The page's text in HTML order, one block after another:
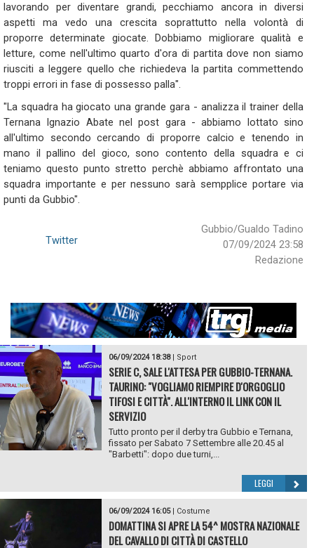
lavorando per diventare grandi, pecchiamo ancora in diversi
aspetti ma vedo una crescita soprattutto nella volontà di
proporre determinate giocate. Dobbiamo migliorare qualità e
letture, come nell'ultimo quarto d'ora di partita dove non siamo
riusciti a leggere quello che richiedeva la partita commettendo
troppi errori in fase di possesso palla".
"La squadra ha giocato una grande gara - analizza il trainer della
Ternana Ignazio Abate nel post gara - abbiamo lottato sino
all'ultimo secondo cercando di proporre calcio e tenendo in
mano il pallino del gioco, sono contento della squadra e ci
teniamo questo punto stretto perchè abbiamo affrontato una
squadra importante e per nessuno sarà sempplice portare via
punti da Gubbio".
Gubbio/Gualdo Tadino
07/09/2024 23:58
Redazione
Twitter
06/09/2024 18:38| Sport
SERIE C, SALE L'ATTESA PER GUBBIO-TERNANA.
TAURINO: "VOGLIAMO RIEMPIRE D'ORGOGLIO
TIFOSI E CITTÀ". ALL'INTERNO IL LINK CON IL
SERVIZIO
Tutto pronto per il derby tra Gubbio e Ternana,
fissato per Sabato 7 Settembre alle 20.45 al
"Barbetti": dopo due turni,...
LEGGI
06/09/2024 16:05| Costume
DOMATTINA SI APRE LA 54^ MOSTRA NAZIONALE
DEL CAVALLO DI CITTÀ DI CASTELLO